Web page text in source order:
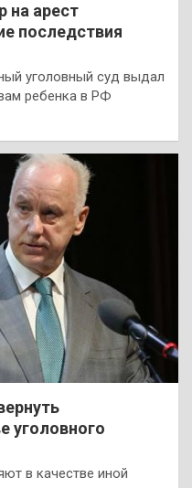
на арест
последствия
уголовный суд выдал
ребенка в РФ
уголовного
в качестве иной